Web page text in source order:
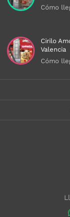
Cómo
Cirilo
Valencia
Cómo